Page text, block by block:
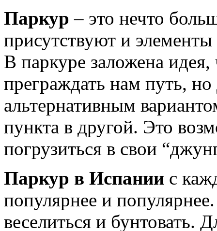
Паркур– это нечто
присутствуют и
В паркуре заложена
преграждать нам путь,
альтернативным
пункта в другой. Это
погрузиться в свои
Паркур в Испании с
популярнее и
веселиться и бунтовать.